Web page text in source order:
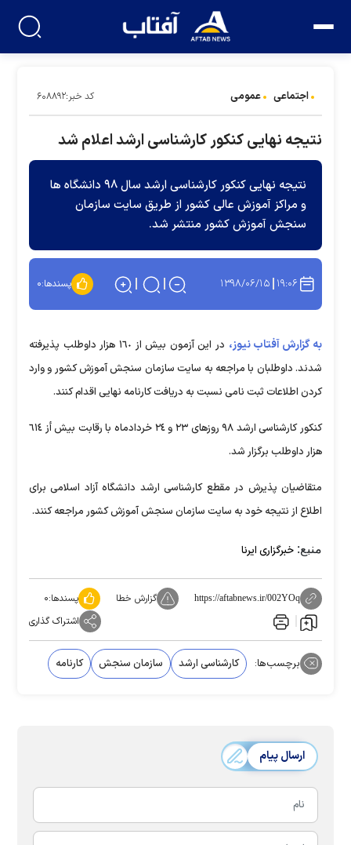
اجتماعی عمومی کد خبر:۶۰۸۸۹۲
نتیجه نهایی کنکور کارشناسی ارشد اعلام شد
نتیجه نهایی کنکور کارشناسی ارشد سال ٩٨ دانشگاه ها
و مراکز آموزش عالی کشور از طریق سایت سازمان
سنجش آموزش کشور منتشر شد.
۱۹:۰۶ ۱۳۹۸/۰۶/۱۵ پسندها:۰
به گزارش آفتاب نیوز،
در این آزمون بیش از ١٦٠ هزار داوطلب پذیرفته
شدند. داوطلبان با مراجعه به سایت سازمان سنجش آموزش کشور و وارد
کردن اطلاعات ثبت نامی نسبت به دریافت کارنامه نهایی اقدام کنند.
کنکور کارشناسی ارشد ٩٨ روزهای ٢٣ و ٢٤ خردادماه با رقابت بیش أز ٦١٤
هزار داوطلب برگزار شد.
متقاضیان پذیرش در مقطع کارشناسی ارشد دانشگاه آزاد اسلامی برای
اطلاع از نتیجه خود به سایت سازمان سنجش آموزش کشور مراجعه کنند.
منبع: خبرگزاری ایرنا
https://aftabnews.ir/002YOq گزارش خطا پسندها:۰
اشتراک گذاری
برچسب‌ها: کارشناسی ارشد سازمان سنجش کارنامه
ارسال پیام